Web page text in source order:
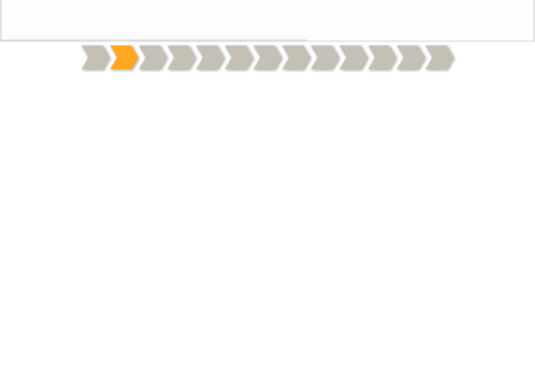
上記機能は付加情報の表示(日付下の電球と歯車のｱｲｺﾝ)をONに